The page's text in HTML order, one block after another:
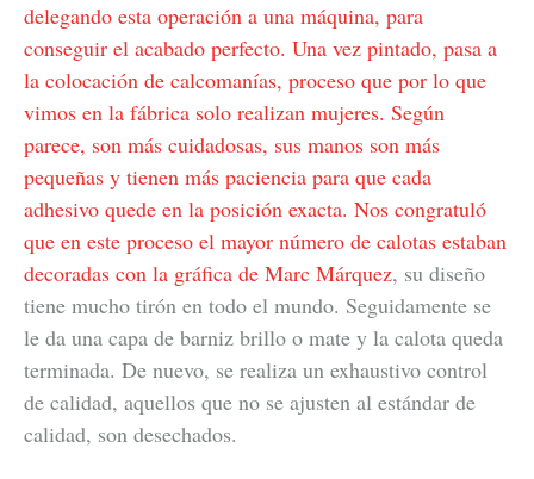
delegando esta operación a una máquina, para
conseguir el acabado perfecto. Una vez pintado, pasa a
la colocación de calcomanías, proceso que por lo que
vimos en la fábrica solo realizan mujeres. Según
parece, son más cuidadosas, sus manos son más
pequeñas y tienen más paciencia para que cada
adhesivo quede en la posición exacta. Nos congratuló
que en este proceso el mayor número de calotas estaban
decoradas con la gráfica de Marc Márquez, su diseño
tiene mucho tirón en todo el mundo. Seguidamente se
le da una capa de barniz brillo o mate y la calota queda
terminada. De nuevo, se realiza un exhaustivo control
de calidad, aquellos que no se ajusten al estándar de
calidad, son desechados.